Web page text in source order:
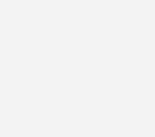
legen. Alle Daten sind
machen wir niemals
NW